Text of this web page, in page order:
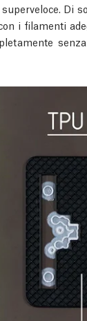
Di
i filamenti